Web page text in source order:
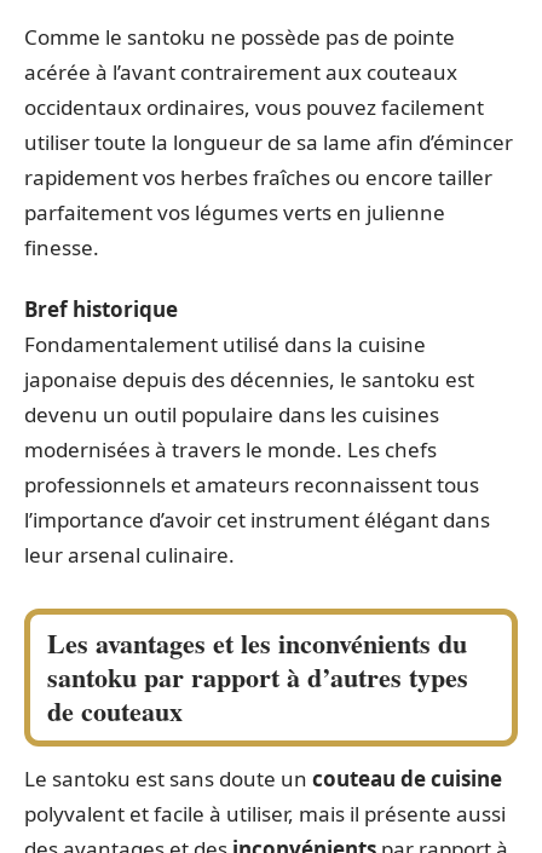
Comme le santoku ne possède pas de pointe
acérée à l’avant contrairement aux couteaux
occidentaux ordinaires, vous pouvez facilement
utiliser toute la longueur de sa lame afin d’émincer
rapidement vos herbes fraîches ou encore tailler
parfaitement vos légumes verts en julienne
finesse.
Bref historique
Fondamentalement utilisé dans la cuisine
japonaise depuis des décennies, le santoku est
devenu un outil populaire dans les cuisines
modernisées à travers le monde. Les chefs
professionnels et amateurs reconnaissent tous
l’importance d’avoir cet instrument élégant dans
leur arsenal culinaire.
Les avantages et les inconvénients du
santoku par rapport à d’autres types
de couteaux
Le santoku est sans doute un couteau de cuisine
polyvalent et facile à utiliser, mais il présente aussi